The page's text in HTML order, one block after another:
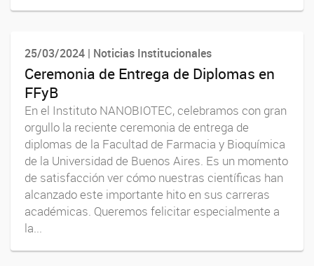
25/03/2024 | Noticias Institucionales
Ceremonia de Entrega de Diplomas en
FFyB
En el Instituto NANOBIOTEC, celebramos con gran
orgullo la reciente ceremonia de entrega de
diplomas de la Facultad de Farmacia y Bioquímica
de la Universidad de Buenos Aires. Es un momento
de satisfacción ver cómo nuestras científicas han
alcanzado este importante hito en sus carreras
académicas. Queremos felicitar especialmente a
la...